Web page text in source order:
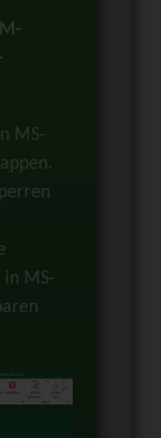
MS-
in MS-